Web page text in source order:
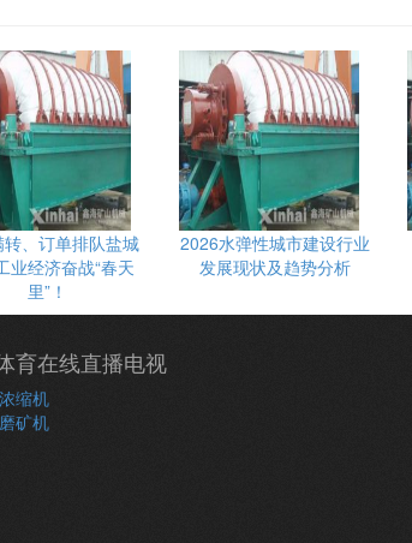
、订单排队盐城
业经济奋战“春天
里”！
2026水弹性城市建设行业
发展现状及趋势分析
育在线直播电视
浓缩机
磨矿机